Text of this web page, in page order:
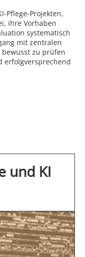
Pflege-Projekten,
ihre Vorhaben
systematisch
mit zentralen
zu prüfen
erfolgversprechend
und KI